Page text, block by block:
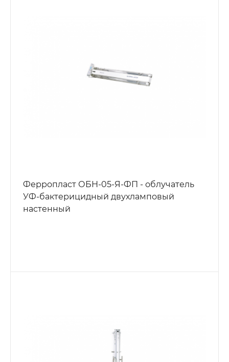
Ферропласт ОБН-05-Я-ФП - облучатель
УФ-бактерицидный двухламповый
настенный